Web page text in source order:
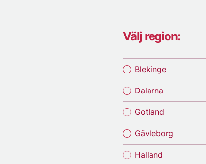
Välj region:
Blekinge
Dalarna
Gotland
Gävleborg
Halland